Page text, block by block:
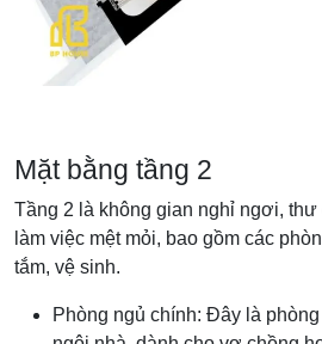
Mặt bằng tầng 2
Tầng 2 là không gian nghỉ ngơi, thư
làm việc mệt mỏi, bao gồm các
tắm, vệ sinh.
Phòng ngủ chính: Đây là